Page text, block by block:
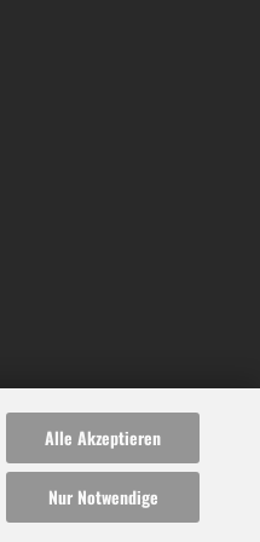
Alle Akzeptieren
Nur Notwendige